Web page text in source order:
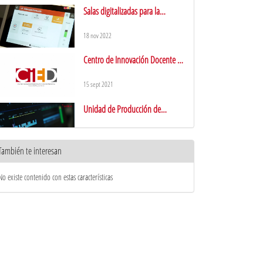
Salas digitalizadas para la
18 nov 2022
Centro de Innovación Docente y
15 sept 2021
Unidad de Producción de
Director Académico
12 jul 2018
te interesan
existe contenido con estas características